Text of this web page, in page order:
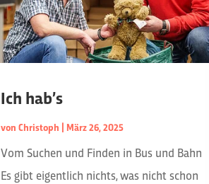
Ich hab’s
vonChristoph | März 26, 2025
Vom Suchen und Finden in Bus und Bahn
Es gibt eigentlich nichts, was nicht schon